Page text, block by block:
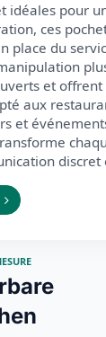
idéales pour
ces
place du
et
aux
et
discret